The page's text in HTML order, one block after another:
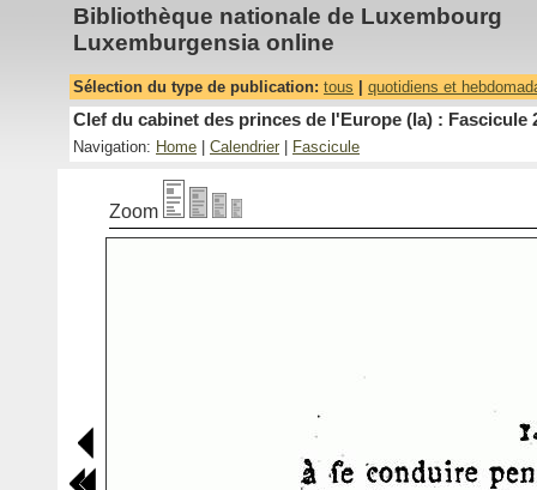
Bibliothèque nationale de Luxembourg
Luxemburgensia online
Sélection du type de publication: tous quotidiens et
Clef du cabinet des princes de l'Europe (la) : Fascicule
Navigation: Home Calendrier Fascicule
Zoom